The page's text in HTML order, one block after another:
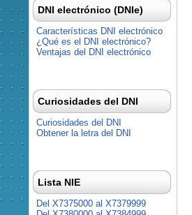
DNI electrónico (DNIe)
Características DNI electrónico
¿Qué es el DNI electrónico?
Ventajas del DNI electrónico
Curiosidades del DNI
Curiosidades del DNI
Obtener la letra del DNI
Lista NIE
Del X7375000 al X7379999